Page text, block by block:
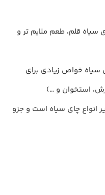
سیاه قلم، طعم ملایم تر و
سیاه خواص زیادی برای
استخوان و …)
انواع چای سیاه است و جزو